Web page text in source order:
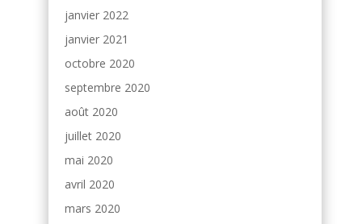
janvier 2022
janvier 2021
octobre 2020
septembre 2020
août 2020
juillet 2020
mai 2020
avril 2020
mars 2020